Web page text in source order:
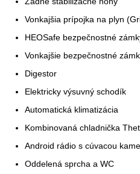
Vonkajšia prípojka na plyn
HEOSafe bezpečnostné
Vonkajšie bezpečnostné
Digestor
Elektricky výsuvný schodík
Automatická klimatizácia
Kombinovaná chladnička
Android rádio s cúvacou
Oddelená sprcha a WC